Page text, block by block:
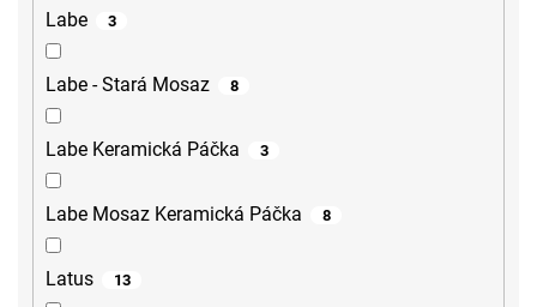
Labe 3
Labe - Stará Mosaz 8
Labe Keramická Páčka 3
Labe Mosaz Keramická Páčka 8
Latus 13